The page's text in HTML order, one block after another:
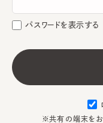
パスワードを表示する
※共有の端末をお